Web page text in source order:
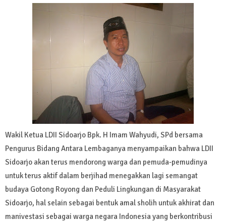
Wakil Ketua LDII Sidoarjo Bpk. H Imam Wahyudi, SPd bersama
Pengurus Bidang Antara Lembaganya menyampaikan bahwa LDII
Sidoarjo akan terus mendorong warga dan pemuda-pemudinya
untuk terus aktif dalam berjihad menegakkan lagi semangat
budaya Gotong Royong dan Peduli Lingkungan di Masyarakat
Sidoarjo, hal selain sebagai bentuk amal sholih untuk akhirat dan
manivestasi sebagai warga negara Indonesia yang berkontribusi